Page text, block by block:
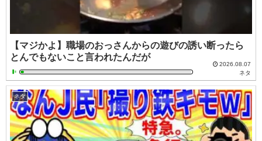
【マジかよ】職場のおっさんからの遊びの誘い断ったら
とんでもないこと言われたんだが
2026.08.07
ネタ
ネタ